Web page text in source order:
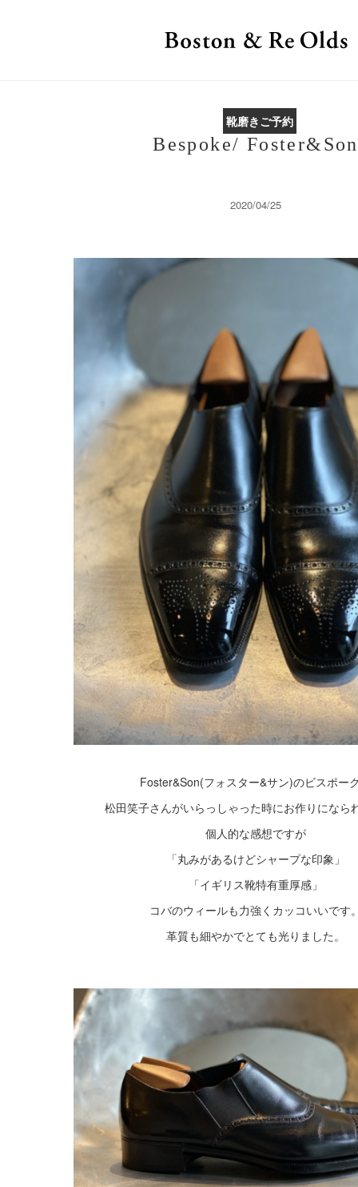
靴磨きご予約
Bespoke/ Foster&Son
2020/04/25
Foster&Son(フォスター&サン)のビスポー
松田笑子さんがいらっしゃった時にお作りになら
個人的な感想ですが
「丸みがあるけどシャープな印象」
「イギリス靴特有重厚感」
コバのウィールも力強くカッコいいです
革質も細やかでとても光りました。